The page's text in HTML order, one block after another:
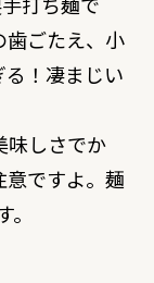
歯ごたえ、小
！凄まじい
味しさでか
意ですよ。麺